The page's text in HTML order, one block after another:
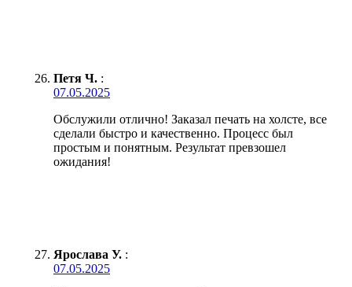
Петя Ч. :
07.05.2025
Обслужили отлично! Заказал печать на холсте, все
сделали быстро и качественно. Процесс был
простым и понятным. Результат превзошел
ожидания!
Ярослава У. :
07.05.2025